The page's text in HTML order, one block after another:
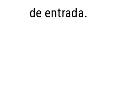
de entrada.
de entrada.